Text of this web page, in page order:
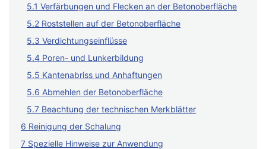
5.1 Verfärbungen und Flecken an der Betonoberfläche
5.2 Roststellen auf der Betonoberfläche
5.3 Verdichtungseinflüsse
5.4 Poren- und Lunkerbildung
5.5 Kantenabriss und Anhaftungen
5.6 Abmehlen der Betonoberfläche
5.7 Beachtung der technischen Merkblätter
6 Reinigung der Schalung
7 Spezielle Hinweise zur Anwendung